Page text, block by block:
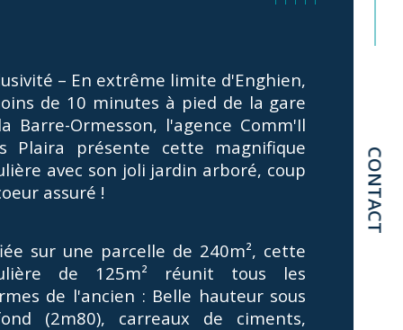
CONTACT
Valeurs
de chambre(s)
de niveaux
– En extrême limite d'Enghien,
de 10 minutes à pied de la gare
Barre-Ormesson, l'agence Comm'Il
Plaira présente cette magnifique
avec son joli jardin arboré, coup
assuré !
sur une parcelle de 240m², cette
de 125m² réunit tous les
de l'ancien : Belle hauteur sous
(2m80), carreaux de ciments,